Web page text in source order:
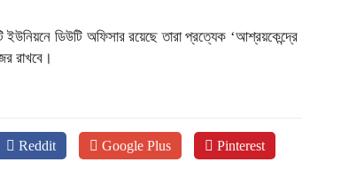
ইউনিয়নে ডিউটি অফিসার রয়েছে তারা প্রত্যেক ‘আশ্রয়কেন্দ্রে
রাখবে।
Reddit Google Plus Pinterest